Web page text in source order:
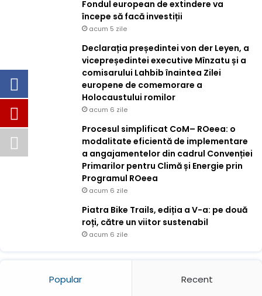
Fondul european de extindere va
începe să facă investiții
acum 5 zile
Declarația președintei von der Leyen, a
vicepreședintei executive Mînzatu și a
comisarului Lahbib înaintea Zilei
europene de comemorare a
Holocaustului romilor
acum 6 zile
Procesul simplificat CoM– ROeea: o
modalitate eficientă de implementare
a angajamentelor din cadrul Convenției
Primarilor pentru Climă și Energie prin
Programul ROeea
acum 6 zile
Piatra Bike Trails, ediția a V-a: pe două
roți, către un viitor sustenabil
acum 6 zile
Popular Recent